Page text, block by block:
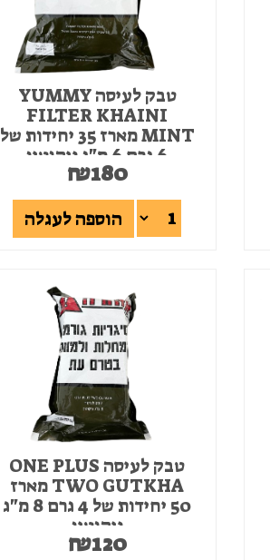
טבק לעיסה YUMMY
FILTER KHAINI
MINT מארז 35 יחידות של
6 גרם 6 מ"ג ניקוטין
₪180
הוספה לעגלה
טבק לעיסה ONE PLUS
TWO GUTKHA מארז
50 יחידות של 4 גרם 8 מ"ג
ניקוטין
₪120